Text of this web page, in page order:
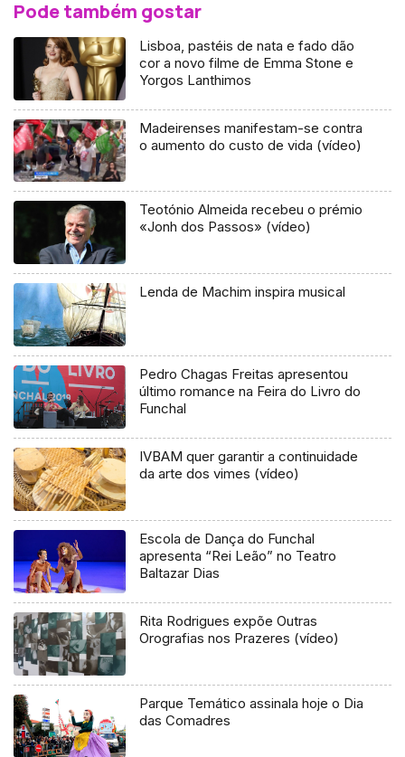
Pode também gostar
Lisboa, pastéis de nata e fado dão
cor a novo filme de Emma Stone e
Yorgos Lanthimos
Madeirenses manifestam-se contra
o aumento do custo de vida (vídeo)
Teotónio Almeida recebeu o prémio
«Jonh dos Passos» (vídeo)
Lenda de Machim inspira musical
Pedro Chagas Freitas apresentou
último romance na Feira do Livro do
Funchal
IVBAM quer garantir a continuidade
da arte dos vimes (vídeo)
Escola de Dança do Funchal
apresenta “Rei Leão” no Teatro
Baltazar Dias
Rita Rodrigues expõe Outras
Orografias nos Prazeres (vídeo)
Parque Temático assinala hoje o Dia
das Comadres